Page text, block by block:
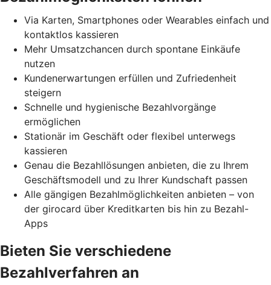
Via Karten, Smartphones oder Wearables einfach und
kontaktlos kassieren
Mehr Umsatzchancen durch spontane Einkäufe
nutzen
Kundenerwartungen erfüllen und Zufriedenheit
steigern
Schnelle und hygienische Bezahlvorgänge
ermöglichen
Stationär im Geschäft oder flexibel unterwegs
kassieren
Genau die Bezahllösungen anbieten, die zu Ihrem
Geschäftsmodell und zu Ihrer Kundschaft passen
Alle gängigen Bezahlmöglichkeiten anbieten – von
der girocard über Kreditkarten bis hin zu Bezahl-
Apps
Bieten Sie verschiedene
Bezahlverfahren an